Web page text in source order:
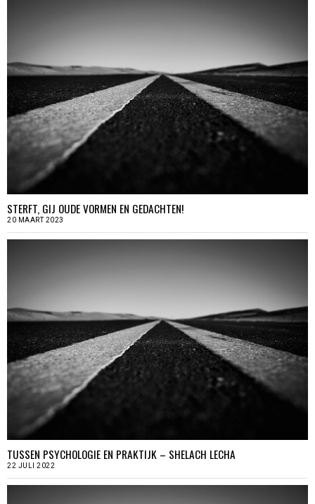
STERFT, GIJ OUDE VORMEN EN GEDACHTEN!
20 MAART 2023
TUSSEN PSYCHOLOGIE EN PRAKTIJK – SHELACH LECHA
22 JULI 2022